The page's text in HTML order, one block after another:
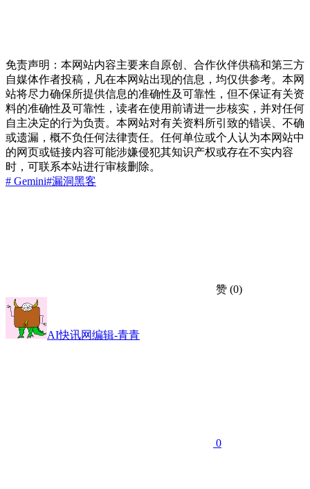
免责声明：本网站内容主要来自原创、合作伙伴供稿和第三方
自媒体作者投稿，凡在本网站出现的信息，均仅供参考。本网
站将尽力确保所提供信息的准确性及可靠性，但不保证有关资
料的准确性及可靠性，读者在使用前请进一步核实，并对任何
自主决定的行为负责。本网站对有关资料所引致的错误、不确
或遗漏，概不负任何法律责任。任何单位或个人认为本网站中
的网页或链接内容可能涉嫌侵犯其知识产权或存在不实内容
时，可联系本站进行审核删除。
# Gemini#漏洞黑客
赞 (0)
AI快讯网编辑-青青
0